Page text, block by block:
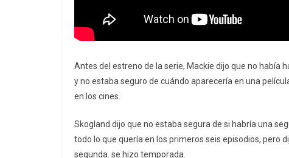
Antes del estreno de la serie, Mackie dijo que no había
y no estaba seguro de cuándo aparecería en una
en los cines.
Skogland dijo que no estaba segura de si habría una
todo lo que quería en los primeros seis episodios, pero
segunda. se hizo temporada.